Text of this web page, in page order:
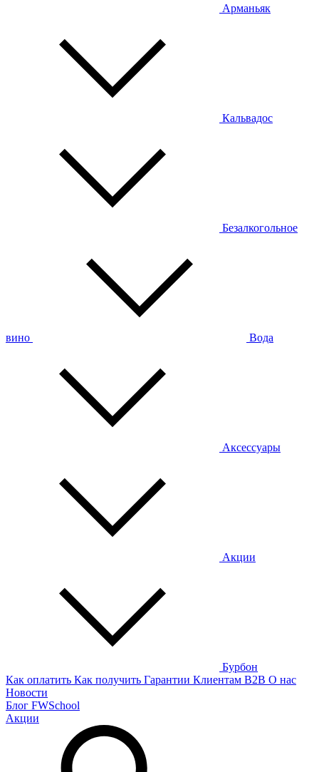
Арманьяк
Кальвадос
Безалкогольное
вино Вода
Аксессуары
Акции
Бурбон
Как оплатить Как получить Гарантии Клиентам B2B О нас
Новости
Блог FWSchool
Акции